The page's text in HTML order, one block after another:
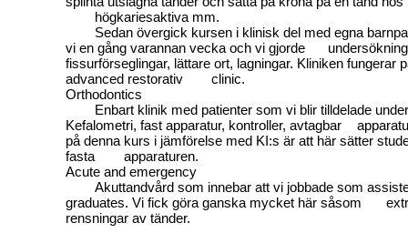
högkariesaktiva mm.
Sedan övergick kursen i klinisk del med egna
vi en gång varannan vecka och vi gjorde
fissurförseglingar, lättare ort, lagningar. Kliniken fungerar
advanced restorativ
clinic.
Orthodontics
Enbart klinik med patienter som vi blir tilldelade
Kefalometri, fast apparatur, kontroller, avtagbar
på denna kurs i jämförelse med KI:s är att här sätter
fasta
apparaturen.
Acute and emergency
Akuttandvård som innebar att vi jobbade som
graduates. Vi fick göra ganska mycket här såsom
rensningar av tänder.